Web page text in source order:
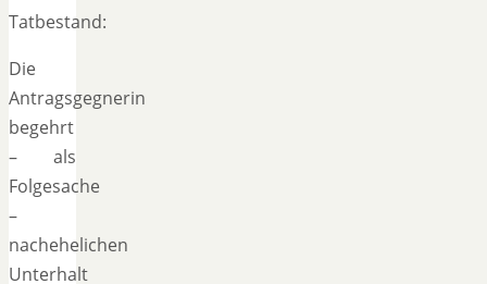
Tatbestand:
Die
Antragsgegnerin
begehrt
– als
Folgesache
–
nachehelichen
Unterhalt